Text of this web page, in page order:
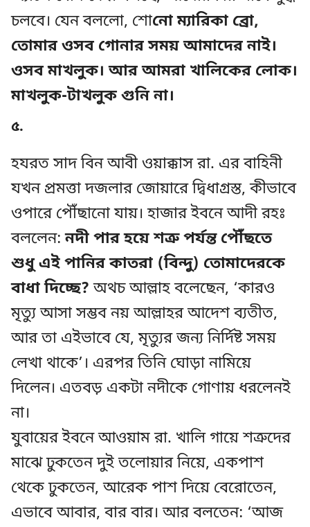
চলবে। যেন বললো, শোনো ম্যারিকা ব্রো,
তোমার ওসব গোনার সময় আমাদের নাই।
ওসব মাখলুক। আর আমরা খালিকের লোক।
মাখলুক-টাখলুক গুনি না।
৫.
হযরত সাদ বিন আবী ওয়াক্কাস রা. এর বাহিনী
যখন প্রমত্তা দজলার জোয়ারে দ্বিধাগ্রস্ত, কীভাবে
ওপারে পৌঁছানো যায়। হাজার ইবনে আদী রহঃ
বললেন: নদী পার হয়ে শত্রু পর্যন্ত পৌঁছতে
শুধু এই পানির কাতরা (বিন্দু) তোমাদেরকে
বাধা দিচ্ছে?অথচ আল্লাহ বলেছেন, ‘কারও
মৃত্যু আসা সম্ভব নয় আল্লাহর আদেশ ব্যতীত,
আর তা এইভাবে যে, মৃত্যুর জন্য নির্দিষ্ট সময়
লেখা থাকে’। এরপর তিনি ঘোড়া নামিয়ে
দিলেন। এতবড় একটা নদীকে গোণায় ধরলেনই
না।
যুবায়ের ইবনে আওয়াম রা. খালি গায়ে শত্রুদের
মাঝে ঢুকতেন দুই তলোয়ার নিয়ে, একপাশ
থেকে ঢুকতেন, আরেক পাশ দিয়ে বেরোতেন,
এভাবে আবার, বার বার। আর বলতেন: ‘আজ